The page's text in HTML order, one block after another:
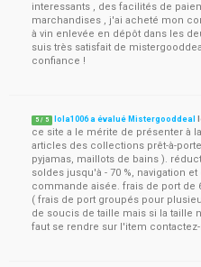
interessants , des facilités de
marchandises , j'ai acheté mon
à vin enlevée en dépôt dans les
suis très satisfait de
confiance !
5 / 5 lola1006 a évalué Mistergooddeal
ce site a le mérite de présenter à
articles des collections prêt-à-
pyjamas, maillots de bains ).
soldes jusqu'à - 70 %, navigation
commande aisée. frais de port
( frais de port groupés pour
de soucis de taille mais si la taille
faut se rendre sur l'item